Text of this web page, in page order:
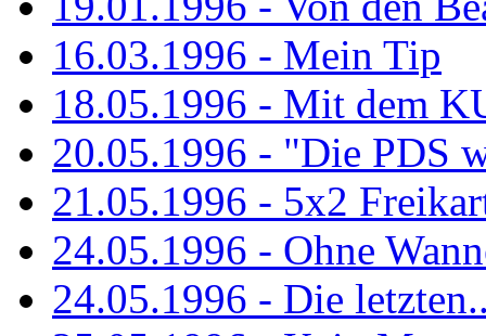
16.03.1996 - Mein Tip
18.05.1996 - Mit dem
20.05.1996 - "Die PDS
21.05.1996 - 5x2
24.05.1996 - Ohne
24.05.1996 - Die